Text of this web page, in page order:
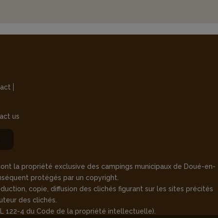
us
la propriété exclusive des campings municipaux de Doué-en-
protégés par un copyright.
copie, diffusion des clichés figurant sur les sites précités
des clichés.
122-4 du Code de la propriété intellectuelle).